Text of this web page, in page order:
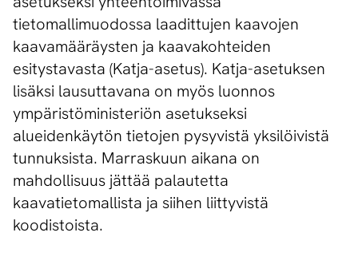
tietomallimuodossa laadittujen kaavojen
kaavamääräysten ja kaavakohteiden
esitystavasta (Katja-asetus). Katja-asetuksen
lisäksi lausuttavana on myös luonnos
ympäristöministeriön asetukseksi
alueidenkäytön tietojen pysyvistä yksilöivistä
tunnuksista. Marraskuun aikana on
mahdollisuus jättää palautetta
kaavatietomallista ja siihen liittyvistä
koodistoista.